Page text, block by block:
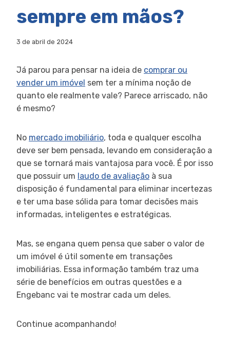
sempre em mãos?
3 de abril de 2024
Já parou para pensar na ideia de comprar ou
vender um imóvel sem ter a mínima noção de
quanto ele realmente vale? Parece arriscado, não
é mesmo?
No mercado imobiliário, toda e qualquer escolha
deve ser bem pensada, levando em consideração a
que se tornará mais vantajosa para você. É por isso
que possuir um laudo de avaliação à sua
disposição é fundamental para eliminar incertezas
e ter uma base sólida para tomar decisões mais
informadas, inteligentes e estratégicas.
Mas, se engana quem pensa que saber o valor de
um imóvel é útil somente em transações
imobiliárias. Essa informação também traz uma
série de benefícios em outras questões e a
Engebanc vai te mostrar cada um deles.
Continue acompanhando!